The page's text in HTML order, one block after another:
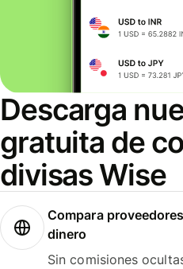
Descarga
gratuita de
divisas Wise
Compara
dinero
Sin comisiones